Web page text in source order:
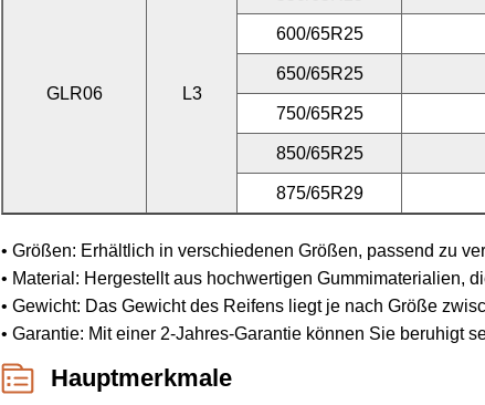
GLR06 L3
600/65R25
650/65R25
750/65R25
850/65R25
875/65R29
• Größen: Erhältlich in verschiedenen Größen, passend zu
• Material: Hergestellt aus hochwertigen Gummimaterialien,
• Gewicht: Das Gewicht des Reifens liegt je nach Größe
• Garantie: Mit einer 2-Jahres-Garantie können Sie beruhigt
Hauptmerkmale